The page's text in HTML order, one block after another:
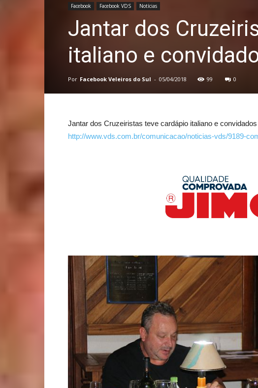
Facebook Facebook VDS Notícias
Jantar dos
italiano e
Por Facebook Veleiros do Sul - 05/04/2018 99 0
Jantar dos Cruzeiristas teve cardápio italiano e
http://www.vds.com.br/comunicacao/noticias-vds/9189-